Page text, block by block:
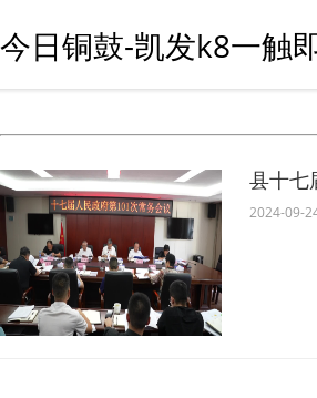
今日铜鼓-凯发k8一触
县十七
2024-09-